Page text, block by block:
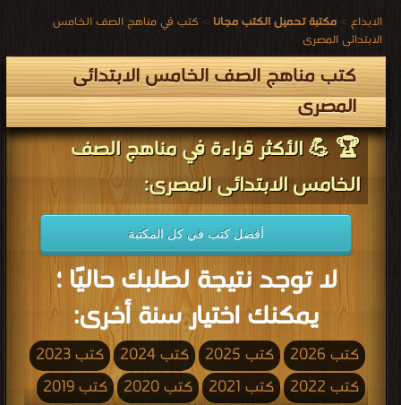
الابداع > مكتبة تحميل الكتب مجانا > كتب في مناهج الصف الخامس
الابتدائى المصرى
كتب مناهج الصف الخامس الابتدائى
المصرى
🏆 💪 الأكثر قراءة في مناهج الصف
الخامس الابتدائى المصرى:
أفضل كتب في كل المكتبة
لا توجد نتيجة لطلبك حاليًا ؛
يمكنك اختيار سنة أخرى:
كتب 2026 كتب 2025 كتب 2024
كتب 2023
كتب 2022
كتب 2021 كتب 2020
كتب 2019